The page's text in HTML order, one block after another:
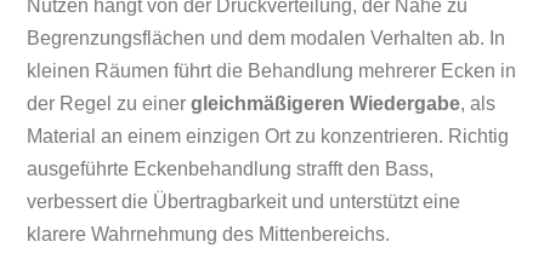
Nutzen hängt von der Druckverteilung, der Nähe zu
Begrenzungsflächen und dem modalen Verhalten ab. In
kleinen Räumen führt die Behandlung mehrerer Ecken in
der Regel zu einergleichmäßigeren Wiedergabe, als
Material an einem einzigen Ort zu konzentrieren. Richtig
ausgeführte Eckenbehandlung strafft den Bass,
verbessert die Übertragbarkeit und unterstützt eine
klarere Wahrnehmung des Mittenbereichs.